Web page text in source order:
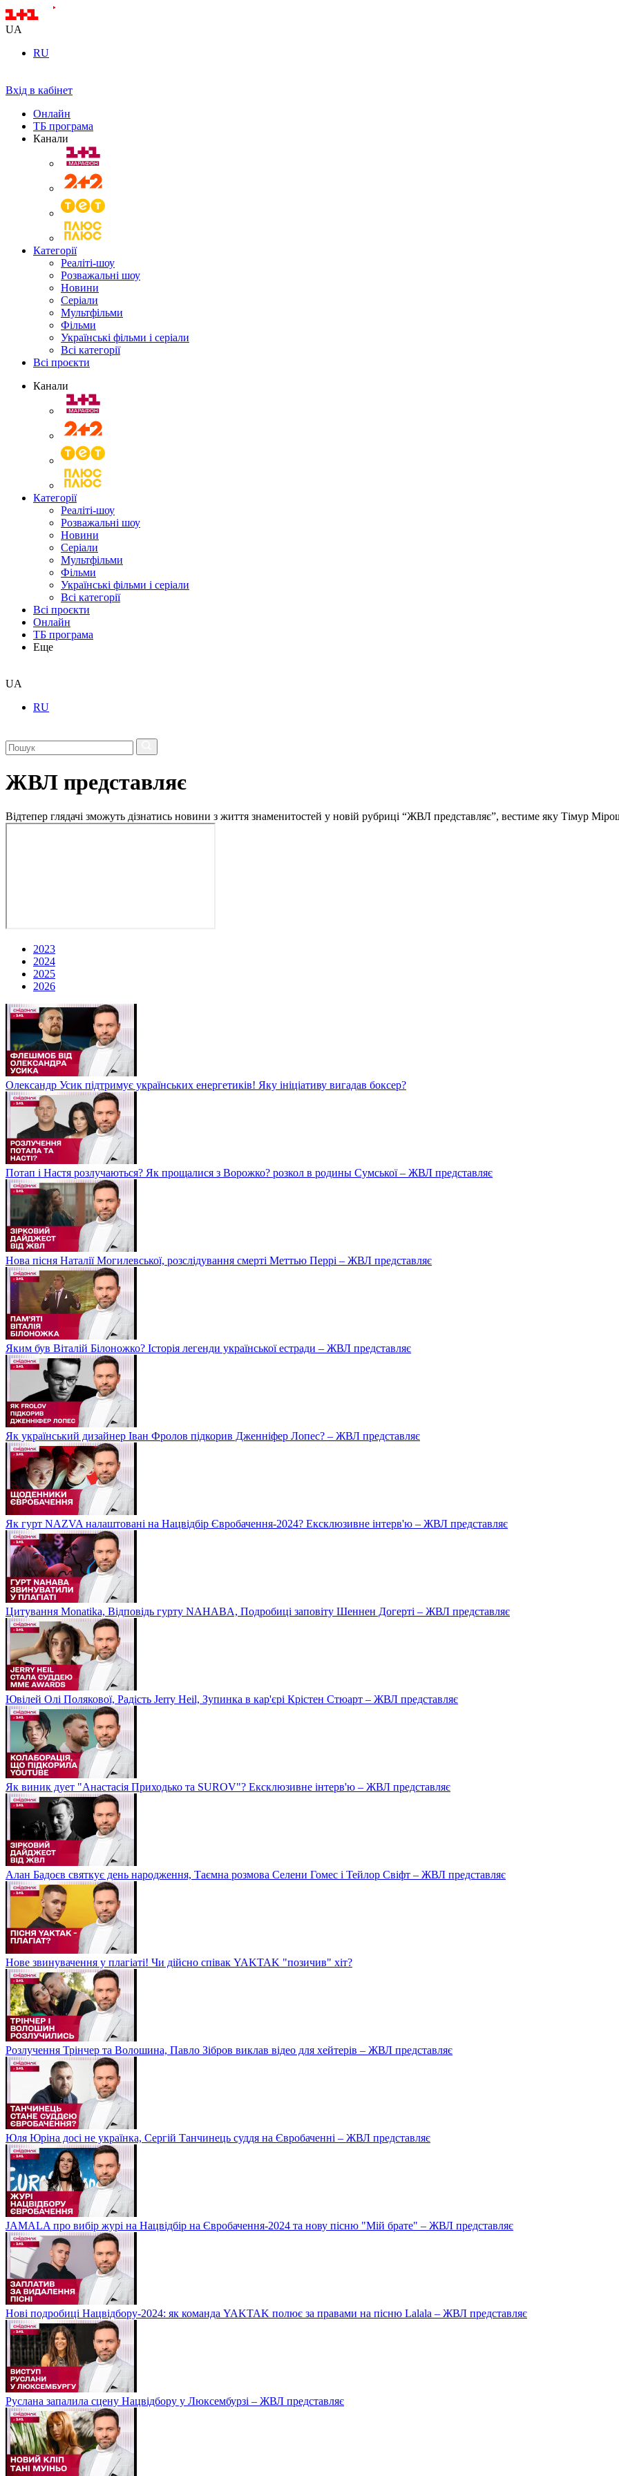
UA
RU
Вхід в кабінет
Онлайн
ТБ програма
Канали
Категорії
Реаліті-шоу
Розважальні шоу
Новини
Серіали
Мультфільми
Фільми
Українські фільми і серіали
Всі категорії
Всі проєкти
Канали
Категорії
Реаліті-шоу
Розважальні шоу
Новини
Серіали
Мультфільми
Фільми
Українські фільми і серіали
Всі категорії
Всі проєкти
Онлайн
ТБ програма
Еще
UA
RU
ЖВЛ представляє
Відтепер глядачі зможуть дізнатись новини з життя знаменитостей у новій рубриці “ЖВЛ представляє”, вестиме яку Тімур
2023
2024
2025
2026
Олександр Усик підтримує українських енергетиків! Яку ініціативу вигадав боксер?
Потап і Настя розлучаються? Як прощалися з Ворожко? розкол в родины Сумської – ЖВЛ представляє
Нова пісня Наталії Могилевської, розслідування смерті Меттью Перрі – ЖВЛ представляє
Яким був Віталій Білоножко? Історія легенди української естради – ЖВЛ представляє
Як український дизайнер Іван Фролов підкорив Дженніфер Лопес? – ЖВЛ представляє
Як гурт NAZVA налаштовані на Нацвідбір Євробачення-2024? Ексклюзивне інтерв'ю – ЖВЛ представляє
Цитування Monatikа, Відповідь гурту NAHABA, Подробиці заповіту Шеннен Догерті – ЖВЛ представляє
Ювілей Олі Полякової, Радість Jerry Heil, Зупинка в кар'єрі Крістен Стюарт – ЖВЛ представляє
Як виник дует "Анастасія Приходько та SUROV"? Ексклюзивне інтерв'ю – ЖВЛ представляє
Алан Бадоєв святкує день народження, Таємна розмова Селени Гомес і Тейлор Свіфт – ЖВЛ представляє
Нове звинувачення у плагіаті! Чи дійсно співак YAKTAK "позичив" хіт?
Розлучення Трінчер та Волошина, Павло Зібров виклав відео для хейтерів – ЖВЛ представляє
Юля Юріна досі не українка, Сергій Танчинець суддя на Євробаченні – ЖВЛ представляє
JAMALA про вибір журі на Нацвідбір на Євробачення-2024 та нову пісню "Мій брате" – ЖВЛ представляє
Нові подробиці Нацвідбору-2024: як команда YAKTAK полює за правами на пісню Lalala – ЖВЛ представляє
Руслана запалила сцену Нацвідбору у Люксембурзі – ЖВЛ представляє